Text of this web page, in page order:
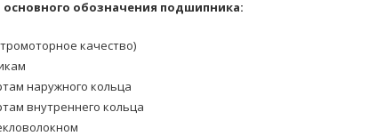
обозначения подшипника:
качество)
наружного кольца
внутреннего кольца